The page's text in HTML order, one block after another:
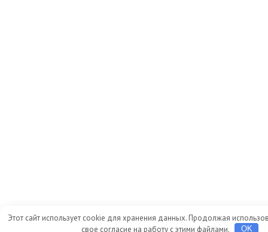
Этот сайт использует cookie для хранения данных. Продолжая
свое согласие на работу с этими файлами.
OK